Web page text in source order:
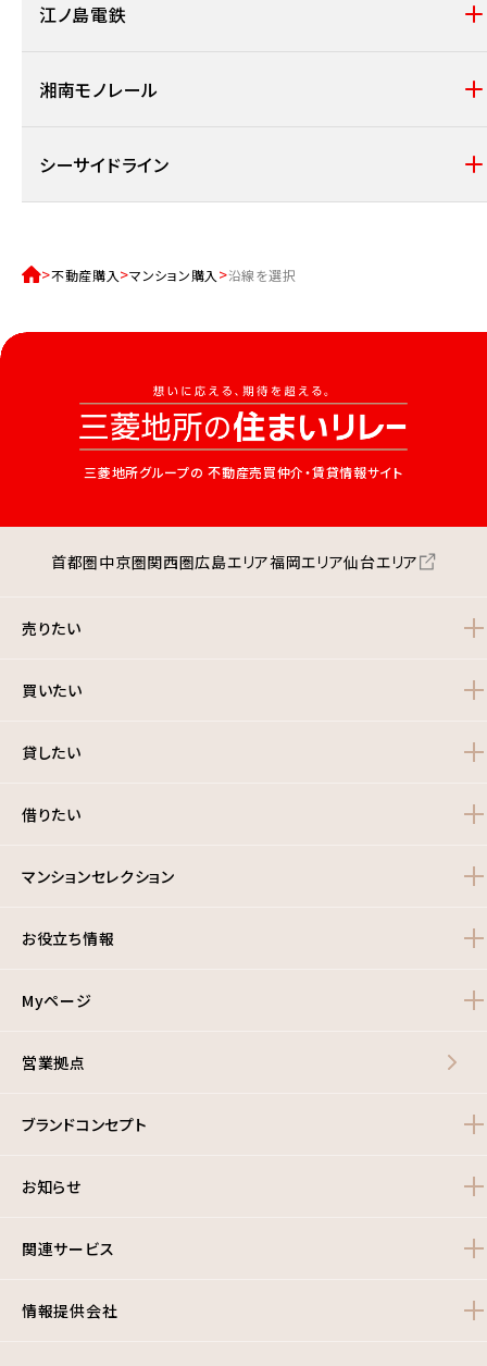
江ノ島電鉄
湘南モノレール
シーサイドライン
不動産購入 マンション購入 沿線を選択
三菱地所グループの 不動産売買仲介・賃貸情報サイト
首都圏中京圏関西圏広島エリア福岡エリア仙台エリア
売りたい
買いたい
貸したい
借りたい
マンションセレクション
お役立ち情報
Myページ
営業拠点
ブランドコンセプト
お知らせ
関連サービス
情報提供会社